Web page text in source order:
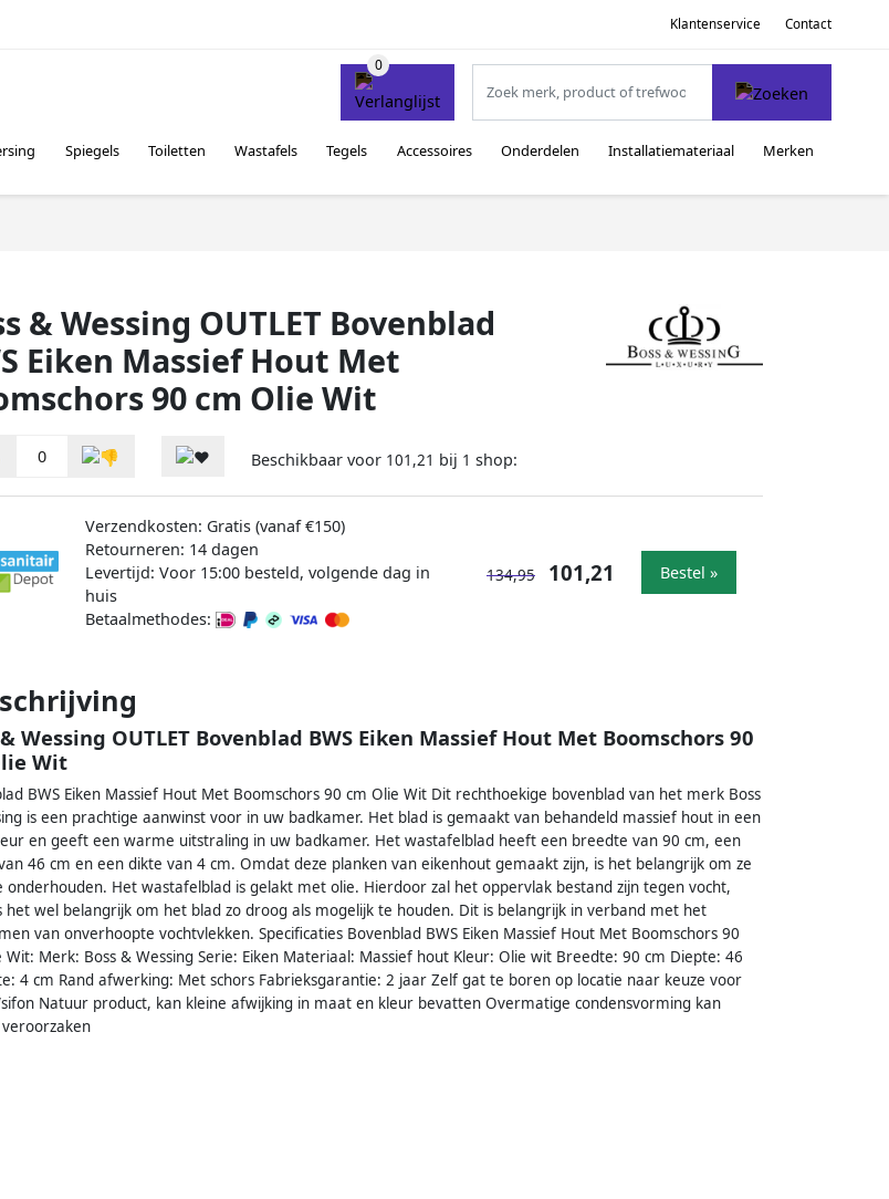
Klantenservice Contact
Spiegels Toiletten Wastafels Tegels Accessoires Onderdelen Installatiemateriaal Merken
& Wessing OUTLET Bovenblad
Eiken Massief Hout Met
90 cm Olie Wit
0 Beschikbaar voor 101,21 bij 1 shop:
Verzendkosten: Gratis (vanaf €150)
Retourneren: 14 dagen
Levertijd: Voor 15:00 besteld, volgende dag in
huis
Betaalmethodes:
134,95 101,21 Bestel »
Wessing OUTLET Bovenblad BWS Eiken Massief Hout Met Boomschors 90
Wit
BWS Eiken Massief Hout Met Boomschors 90 cm Olie Wit Dit rechthoekige bovenblad van het merk Boss
is een prachtige aanwinst voor in uw badkamer. Het blad is gemaakt van behandeld massief hout in een
en geeft een warme uitstraling in uw badkamer. Het wastafelblad heeft een breedte van 90 cm, een
46 cm en een dikte van 4 cm. Omdat deze planken van eikenhout gemaakt zijn, is het belangrijk om ze
onderhouden. Het wastafelblad is gelakt met olie. Hierdoor zal het oppervlak bestand zijn tegen vocht,
het wel belangrijk om het blad zo droog als mogelijk te houden. Dit is belangrijk in verband met het
van onverhoopte vochtvlekken. Specificaties Bovenblad BWS Eiken Massief Hout Met Boomschors 90
Wit: Merk: Boss & Wessing Serie: Eiken Materiaal: Massief hout Kleur: Olie wit Breedte: 90 cm Diepte: 46
4 cm Rand afwerking: Met schors Fabrieksgarantie: 2 jaar Zelf gat te boren op locatie naar keuze voor
Natuur product, kan kleine afwijking in maat en kleur bevatten Overmatige condensvorming kan